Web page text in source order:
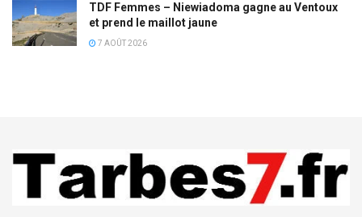
TDF Femmes – Niewiadoma gagne au Ventoux
et prend le maillot jaune
7 AOÛT 2026